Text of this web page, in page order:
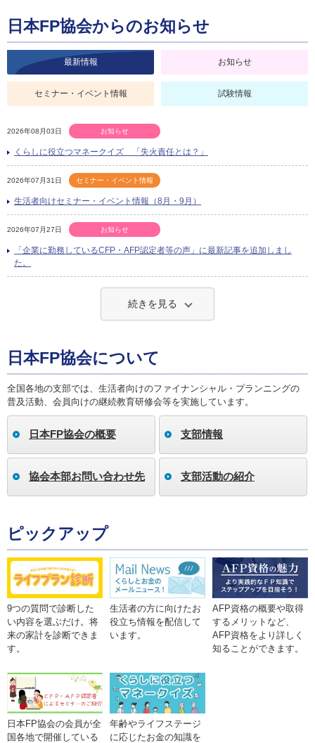
日本FP協会からのお知らせ
最新情報 お知らせ
セミナー・イベント情報 試験情報
2026年08月03日 お知らせ
くらしに役立つマネークイズ 「失火責任とは？」
2026年07月31日 セミナー・イベント情報
生活者向けセミナー・イベント情報（8月・9月）
2026年07月27日 お知らせ
「企業に勤務しているCFP・AFP認定者等の声」に最新記事を追加しまし
た。
続きを見る
日本FP協会について
全国各地の支部では、生活者向けのファイナンシャル・プランニングの
普及活動、会員向けの継続教育研修会等を実施しています。
日本FP協会の概要 支部情報
協会本部お問い合わせ先 支部活動の紹介
ピックアップ
9つの質問で診断した
い内容を選ぶだけ。将
来の家計を診断できま
す。
生活者の方に向けたお
役立ち情報を配信して
います。
AFP資格の概要や取得
するメリットなど、
AFP資格をより詳しく
知ることができます。
日本FP協会の会員が全
国各地で開催している
年齢やライフステージ
に応じたお金の知識を